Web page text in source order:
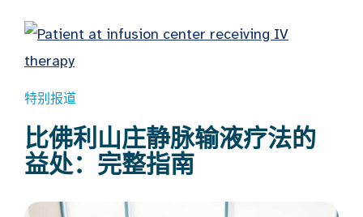
特别报道
比佛利山庄静脉输液疗法的
益处：完整指南